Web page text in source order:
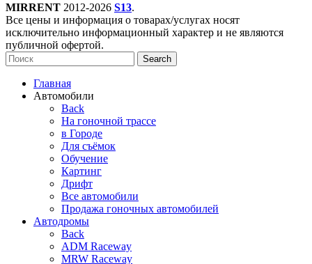
MIRRENT 2012-2026 S13.
Все цены и информация о товарах/услугах носят
исключительно информационный характер и не являются
публичной офертой.
Search
Главная
Автомобили
Back
На гоночной трассе
в Городе
Для съёмок
Обучение
Картинг
Дрифт
Все автомобили
Продажа гоночных автомобилей
Автодромы
Back
ADM Raceway
MRW Raceway